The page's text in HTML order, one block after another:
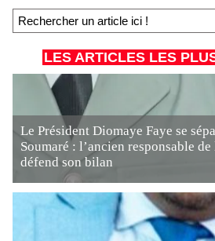
LES ARTICLES LES
Le Président Diomaye Faye se
Soumaré : l’ancien responsable
défend son bilan